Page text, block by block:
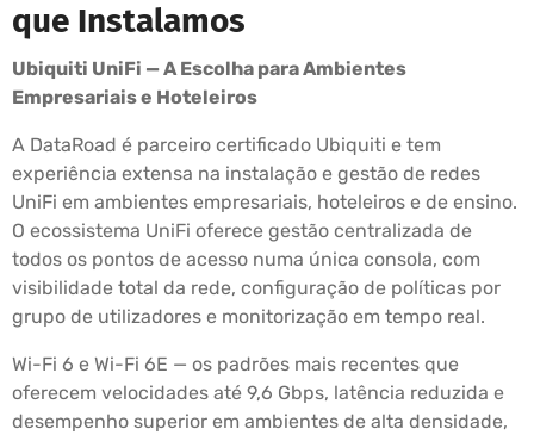
que Instalamos
Ubiquiti UniFi — A Escolha para Ambientes
Empresariais e Hoteleiros
A DataRoad é parceiro certificado Ubiquiti e tem
experiência extensa na instalação e gestão de redes
UniFi em ambientes empresariais, hoteleiros e de ensino.
O ecossistema UniFi oferece gestão centralizada de
todos os pontos de acesso numa única consola, com
visibilidade total da rede, configuração de políticas por
grupo de utilizadores e monitorização em tempo real.
Wi-Fi 6 e Wi-Fi 6E — os padrões mais recentes que
oferecem velocidades até 9,6 Gbps, latência reduzida e
desempenho superior em ambientes de alta densidade,